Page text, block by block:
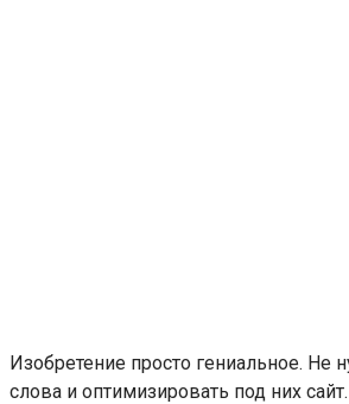
Изобретение просто гениальное. Не
слова и оптимизировать под них